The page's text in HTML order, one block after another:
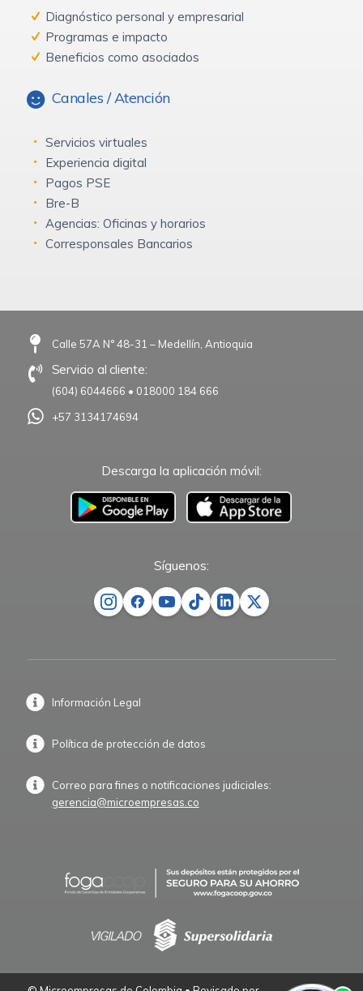
Diagnóstico personal y empresarial
Programas e impacto
Beneficios como asociados
Canales / Atención
Servicios virtuales
Experiencia digital
Pagos PSE
Bre-B
Agencias: Oficinas y horarios
Corresponsales Bancarios
Calle 57A N° 48-31 – Medellín, Antioquia
Servicio al cliente:
(604) 6044666 • 018000 184 666
+57 3134174694
Descarga la aplicación móvil:
–
Síguenos:
Información Legal
Política de protección de datos
Correo para fines o notificaciones judiciales:
gerencia@microempresas.co